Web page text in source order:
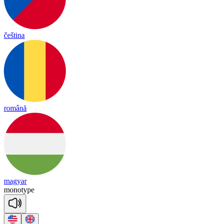
čeština
română
magyar
monotype